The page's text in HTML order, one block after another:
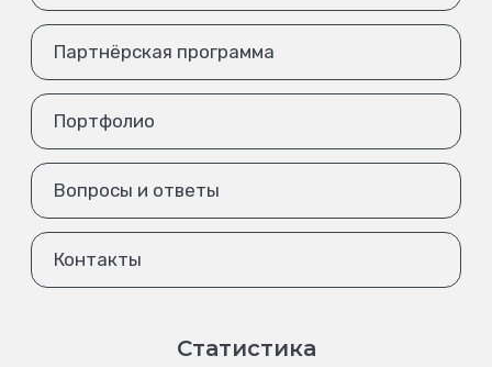
Партнёрская программа
Портфолио
Вопросы и ответы
Контакты
Статистика